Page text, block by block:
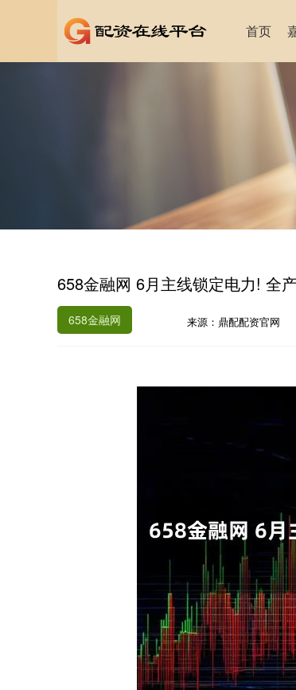
首页
658金融网 6月主线锁定电力! 全
658金融网 来源：鼎配配资官网